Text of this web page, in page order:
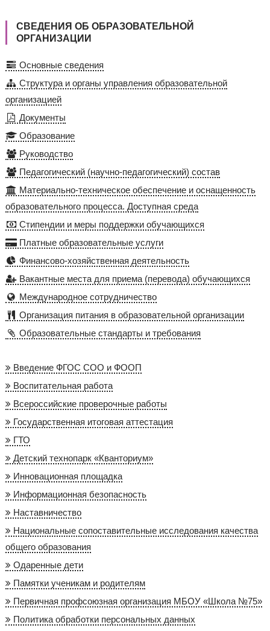
СВЕДЕНИЯ ОБ ОБРАЗОВАТЕЛЬНОЙ
ОРГАНИЗАЦИИ
Основные сведения
Структура и органы управления образовательной
организацией
Документы
Образование
Руководство
Педагогический (научно-педагогический) состав
Материально-техническое обеспечение и оснащенность
образовательного процесса. Доступная среда
Стипендии и меры поддержки обучающихся
Платные образовательные услуги
Финансово-хозяйственная деятельность
Вакантные места для приема (перевода) обучающихся
Международное сотрудничество
Организация питания в образовательной организации
Образовательные стандарты и требования
Введение ФГОС СОО и ФООП
Воспитательная работа
Всероссийские проверочные работы
Государственная итоговая аттестация
ГТО
Детский технопарк «Кванториум»
Инновационная площадка
Информационная безопасность
Наставничество
Национальные сопоставительные исследования качества
общего образования
Одаренные дети
Памятки ученикам и родителям
Первичная профсоюзная организация МБОУ «Школа №75»
Политика обработки персональных данных